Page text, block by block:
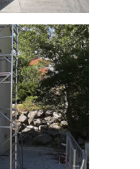
de
client,
âgée